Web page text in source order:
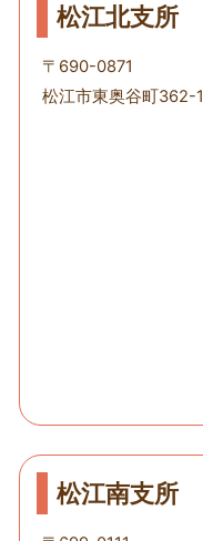
松江北支所
〒690-0871
松江市東奥谷町362-1
松江南支所